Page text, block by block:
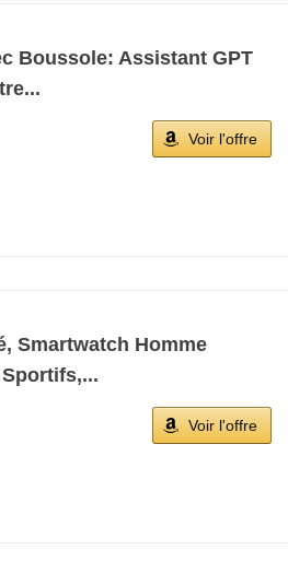
Boussole: Assistant GPT
Voir l'offre
Smartwatch Homme
Voir l'offre